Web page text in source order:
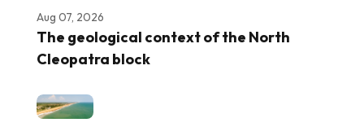
Aug 07, 2026
The geological context of the North
Cleopatra block